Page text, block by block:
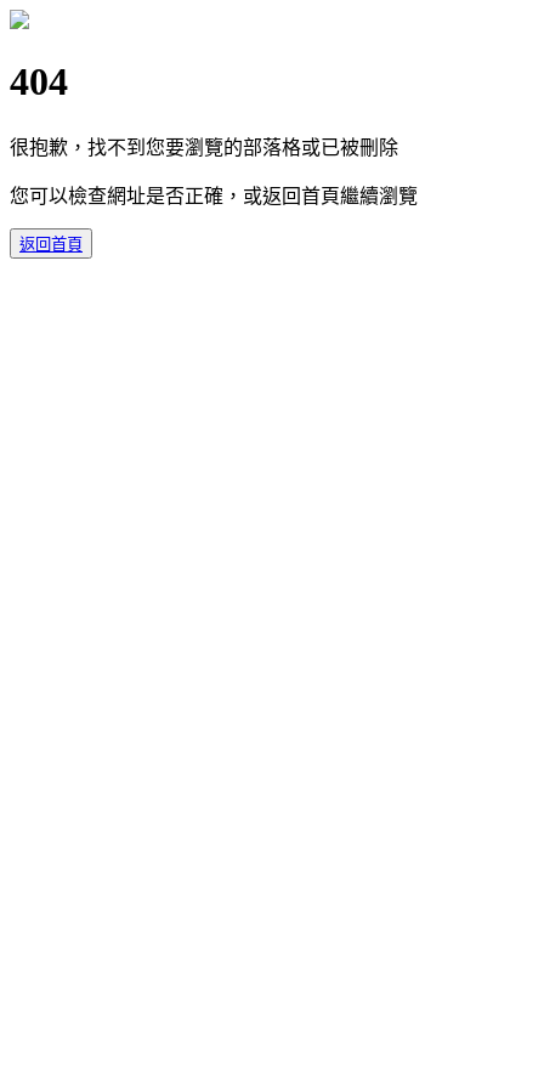
404
很抱歉，找不到您要瀏覽的部落格或已被刪除
您可以檢查網址是否正確，或返回首頁繼續瀏覽
返回首頁